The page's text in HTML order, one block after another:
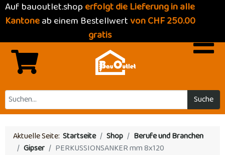
Auf bauoutlet.shoperfolgt die Lieferung in alle
Kantoneab einem Bestellwertvon CHF 250.00
gratis
Suche
Aktuelle Seite: Startseite Shop
Berufe und Branchen
Gipser
PERKUSSIONSANKER mm 8x120